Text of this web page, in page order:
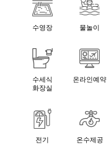
수영장 물놀이
수세식
화장실
온라인예약
전기 온수제공